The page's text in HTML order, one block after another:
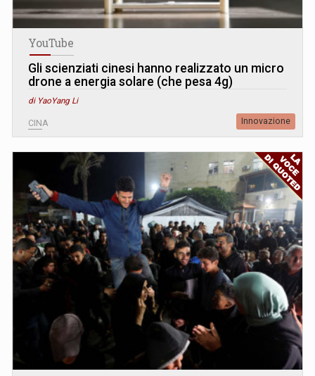
YouTube
Gli scienziati cinesi hanno realizzato un micro
drone a energia solare (che pesa 4g)
di YaoYang Li
CINA Innovazione